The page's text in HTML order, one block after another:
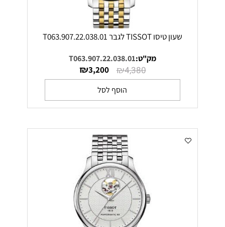
שעון טיסו TISSOT לגבר T063.907.22.038.01
מק"ט:T063.907.22.038.01
₪4,380
₪3,200
הוסף לסל